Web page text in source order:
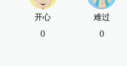
开心
0
难过
0